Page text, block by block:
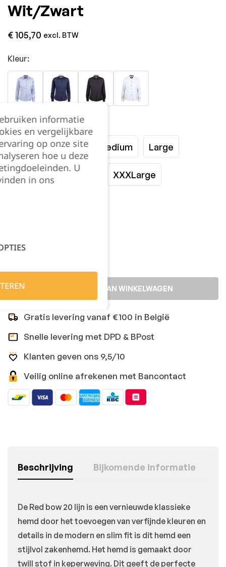
Wit/Zwart
€105,70 excl. BTW
Kleur:
Maat:
XSmall Small Medium Large
XLarge XXLarge XXXLarge
TOEVOEGEN AAN WINKELWAGEN
Gratis levering vanaf €100 in België
Snelle levering met DPD & BPost
Klanten geven ons 9,5/10
Veilig online afrekenen met Bancontact
Beschrijving Bijkomende informatie
De Red bow 20 lijn is een vernieuwde klassieke
hemd door het toevoegen van verfijnde kleuren en
details in de modern en slim fit is dit hemd een
stijlvol zakenhemd. Het hemd is gemaakt door
twill stof in keperweving. Dit geeft de perfecte
informatie
en vergelijkbare
op onze site
hoe u deze
U
in ons